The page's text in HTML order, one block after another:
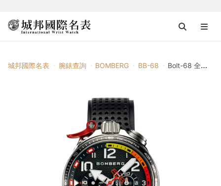
城邦國際名表 腕錶查詢 BOMBERG BB-68 Bolt-68 全鋼黑面XL賽車計時碼錶